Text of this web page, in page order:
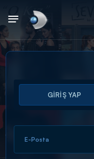
Arama
ARAMA SONUÇLARI
GİRİŞ YAP
E-Posta